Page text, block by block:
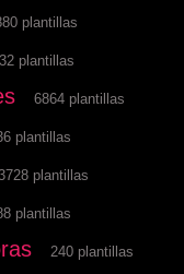
plantillas
plantillas
6864 plantillas
plantillas
plantillas
plantillas
240 plantillas